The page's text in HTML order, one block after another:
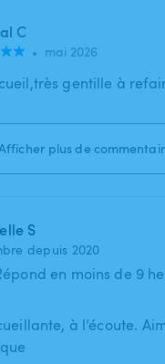
C
• mai 2026
gentille à
plus de
S
depuis 2020
en moins de 9
à l’écoute.